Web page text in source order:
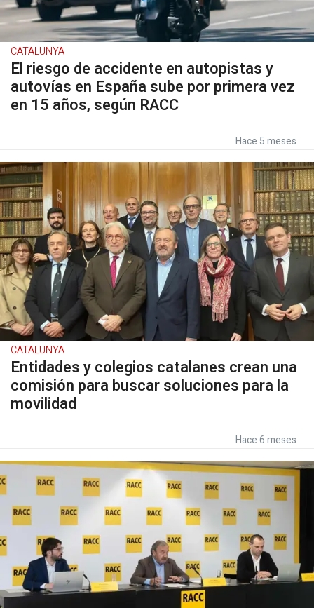
CATALUNYA
El riesgo de accidente en autopistas y
autovías en España sube por primera vez
en 15 años, según RACC
Hace 5 meses
CATALUNYA
Entidades y colegios catalanes crean una
comisión para buscar soluciones para la
movilidad
Hace 6 meses